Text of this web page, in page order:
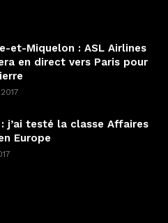
et-Miquelon : ASL Airlines
en direct vers Paris pour
j’ai testé la classe Affaires
Europe